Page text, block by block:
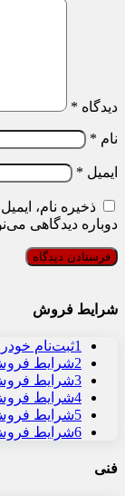
دیدگاه *
نام *
ایمیل *
ذخیره نام،
دوباره دیدگاهی
شرایط فروش
1ثبت‌نام
2شرایط
3شرایط
4شرایط
5شرایط
6شرایط
فنی